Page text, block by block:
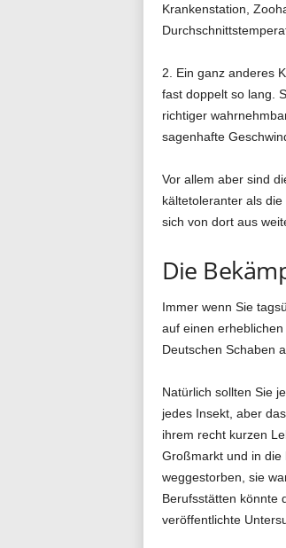
Krankenstation,
2. Ein ganz anderes
fast doppelt so lang.
richtiger
sagenhafte
Vor allem aber sind
kältetoleranter als
sich von dort aus
Die
Immer wenn Sie
auf einen
Deutschen Schaben
Natürlich sollten Sie
jedes Insekt, aber
ihrem recht kurzen
Großmarkt und in die
weggestorben, sie
Berufsstätten könnte
veröffentlichte